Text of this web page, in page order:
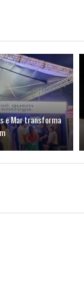
e Mar transforma